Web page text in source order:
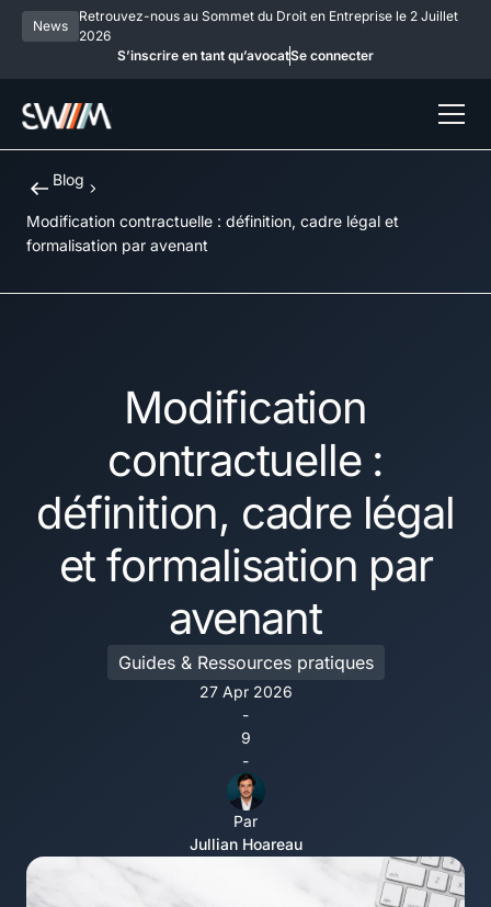
News
Retrouvez-nous au Sommet du Droit en Entreprise le 2 Juillet
2026
S’inscrire en tant qu’avocatSe connecter
Blog
Modification contractuelle : définition, cadre légal et
formalisation par avenant
Modification
contractuelle :
définition, cadre légal
et formalisation par
avenant
Guides & Ressources pratiques
27 Apr 2026
-
9
-
Par
Jullian Hoareau